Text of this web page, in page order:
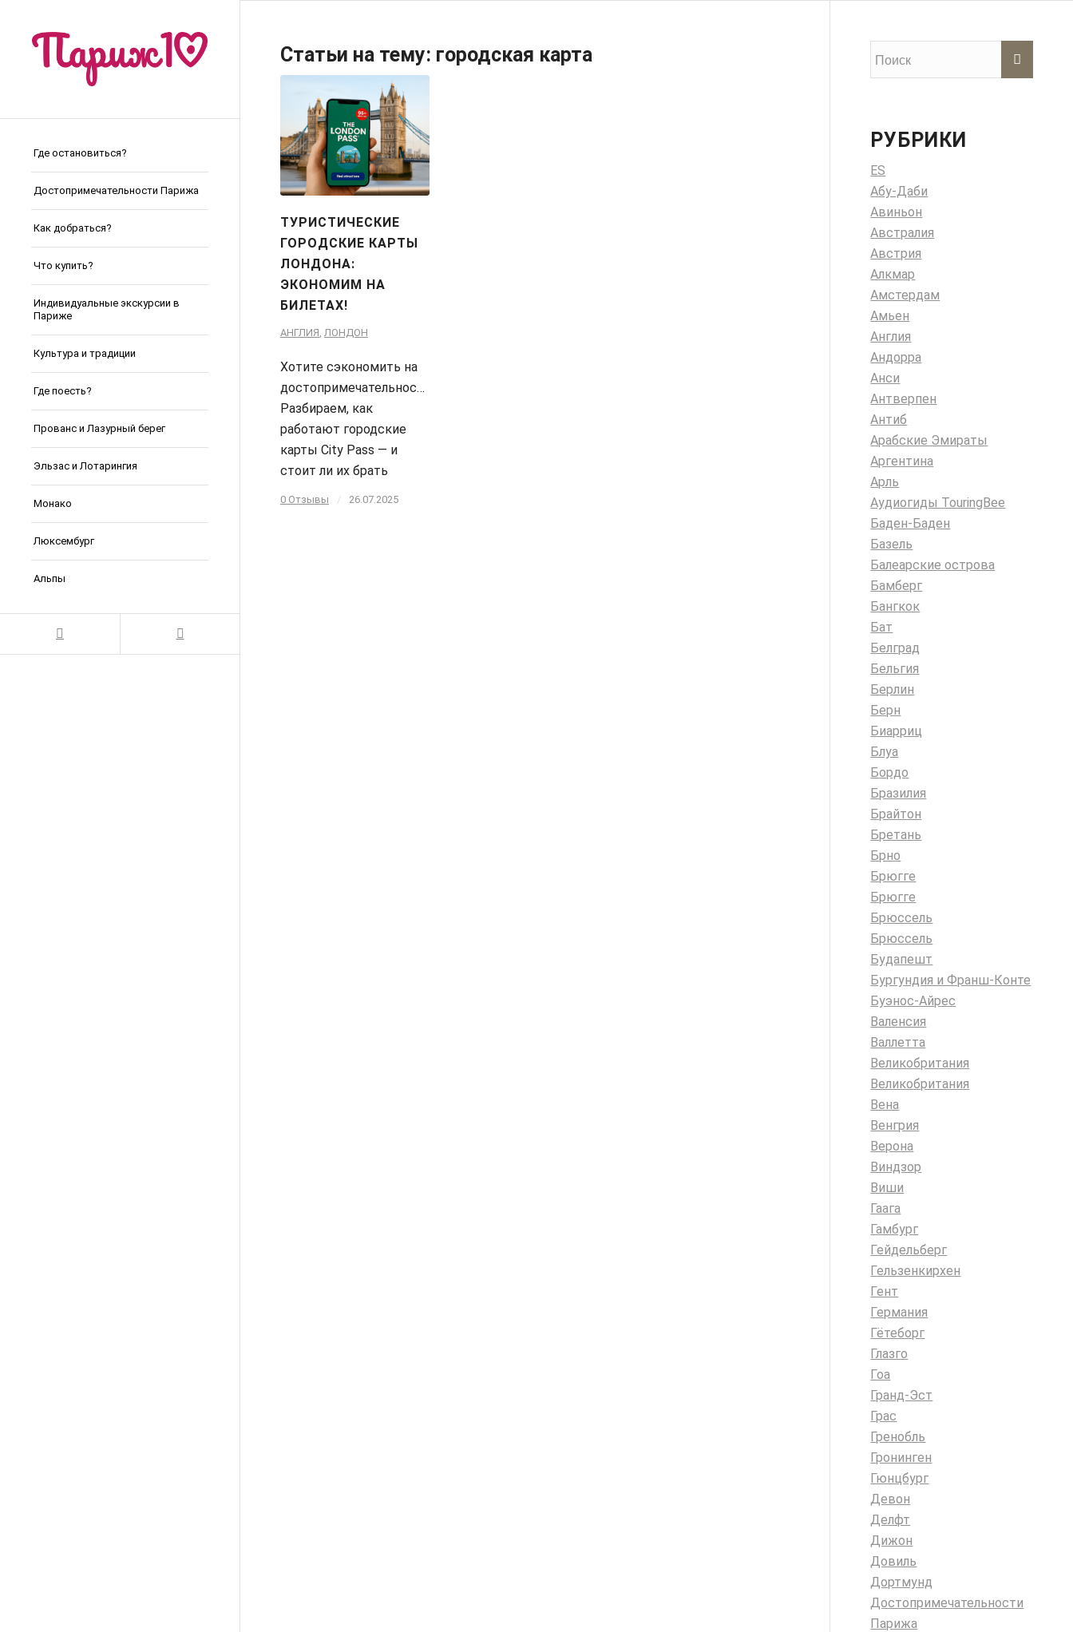
Где остановиться?
Достопримечательности Парижа
Как добраться?
Что купить?
Индивидуальные экскурсии в
Париже
Культура и традиции
Где поесть?
Прованс и Лазурный берег
Эльзас и Лотарингия
Монако
Люксембург
Альпы
Статьи на тему: городская карта
ТУРИСТИЧЕСКИЕ
ГОРОДСКИЕ КАРТЫ
ЛОНДОНА:
ЭКОНОМИМ НА
БИЛЕТАХ!
АНГЛИЯ, ЛОНДОН
Хотите сэкономить на
достопримечательностях?
Разбираем, как
работают городские
карты City Pass — и
стоит ли их брать
0 Отзывы / 26.07.2025
РУБРИКИ
ES
Абу-Даби
Авиньон
Австралия
Австрия
Алкмар
Амстердам
Амьен
Англия
Андорра
Анси
Антверпен
Антиб
Арабские Эмираты
Аргентина
Арль
Аудиогиды TouringBee
Баден-Баден
Базель
Балеарские острова
Бамберг
Бангкок
Бат
Белград
Бельгия
Берлин
Берн
Биарриц
Блуа
Бордо
Бразилия
Брайтон
Бретань
Брно
Брюгге
Брюгге
Брюссель
Брюссель
Будапешт
Бургундия и Франш-Конте
Буэнос-Айрес
Валенсия
Валлетта
Великобритания
Великобритания
Вена
Венгрия
Верона
Виндзор
Виши
Гаага
Гамбург
Гейдельберг
Гельзенкирхен
Гент
Германия
Гётеборг
Глазго
Гоа
Гранд-Эст
Грас
Гренобль
Гронинген
Гюнцбург
Девон
Делфт
Дижон
Довиль
Дортмунд
Достопримечательности
Парижа